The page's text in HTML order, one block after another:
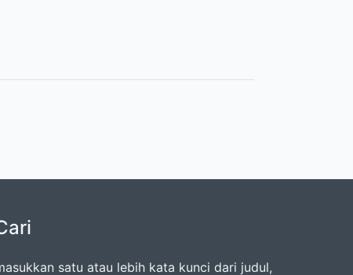
satu atau lebih kata kunci dari judul,